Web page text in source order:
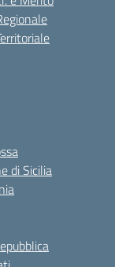
di Sicilia